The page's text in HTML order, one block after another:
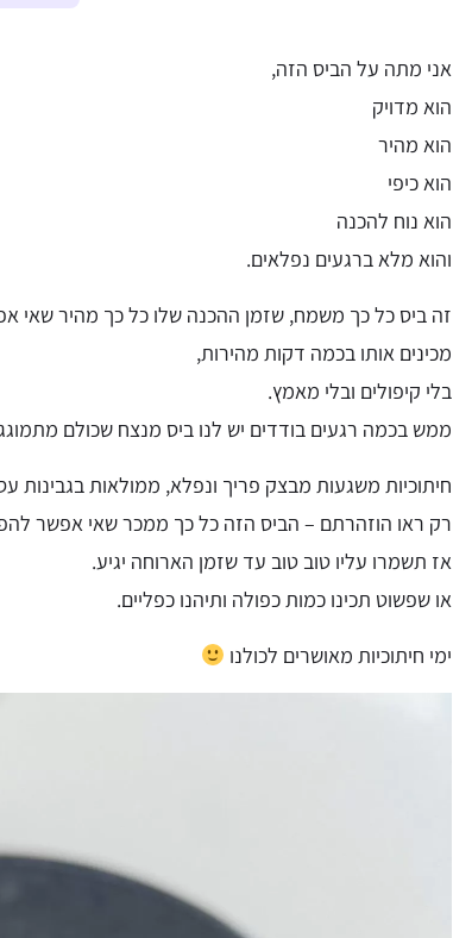
אני מתה על הביס הזה,
הוא מדויק
הוא מהיר
הוא כיפי
הוא נוח להכנה
והוא מלא ברגעים נפלאים.
זה ביס כל כך משמח, שזמן ההכנה שלו כל כך מהיר שאי
מכינים אותו בכמה דקות מהירות,
בלי קיפולים ובלי מאמץ.
ממש בכמה רגעים בודדים יש לנו ביס מנצח שכולם
חיתוכיות משגעות מבצק פריך ונפלא, ממולאות בגבינות
רק ראו הוזהרתם – הביס הזה כל כך ממכר שאי אפשר
אז תשמרו עליו טוב טוב עד שזמן הארוחה יגיע.
או שפשוט תכינו כמות כפולה ותיהנו כפליים.
ימי חיתוכיות מאושרים לכולנו